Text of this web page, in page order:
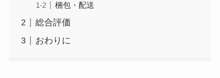
梱包・配送
総合評価
おわりに